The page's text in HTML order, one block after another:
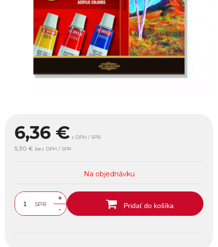
6,36 € s DPH / SPR
5,30 € bez DPH / SPR
Na objednávku
SPR
+
-
Pridať do košíka